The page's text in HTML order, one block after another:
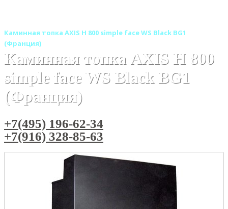
Каминная топка AXIS H 800 simple face WS Black BG1
(Франция)
Каминная топка AXIS H 800
simple face WS Black BG1
(Франция)
+7(495) 196-62-34
+7(916) 328-85-63